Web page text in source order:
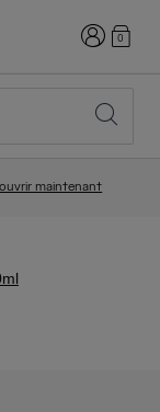
Connexion
0
maintenant